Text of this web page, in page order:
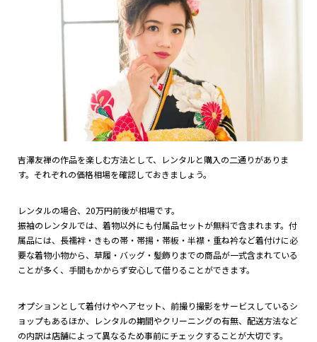
吉澤友禅の作品を楽しむ方法として、レンタルと購入の二通りがありま
す。それぞれの価格相場を確認しておきましょう。
レンタルの場合、20万円前後が相場です。
振袖のレンタルでは、着物以外にも付属品セットが無料で含まれます。付
属品には、長襦袢・きもの帯・帯揚・帯板・半襟・重ね衿など着付けに必
要な着物小物から、草履・バッグ・髪飾りまでの商品が一式含まれている
ことが多く、手間もかからず安心して借りることができます。
オプションとして着付けやヘアセット、前撮り撮影をサービスしているシ
ョップもあるほか、レンタルの期間やクリーニングの有無、配送方法など
の内訳は店舗によって異なるため事前にチェックすることが大切です。